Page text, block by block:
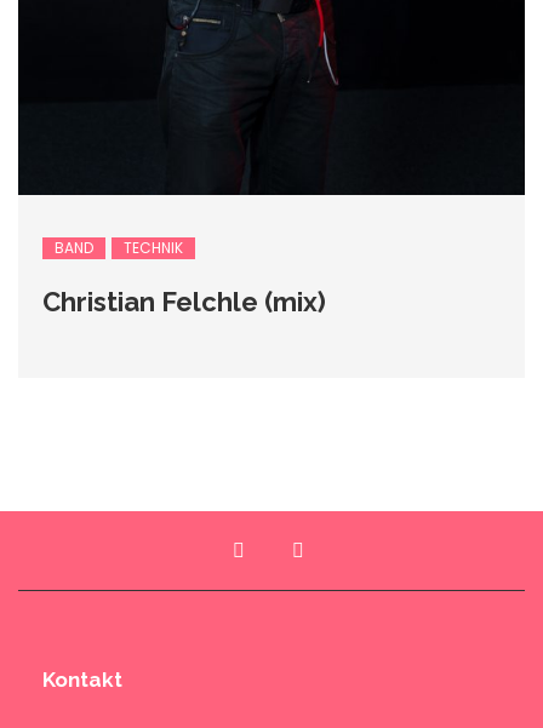
BAND TECHNIK
Christian Felchle (mix)
Kontakt